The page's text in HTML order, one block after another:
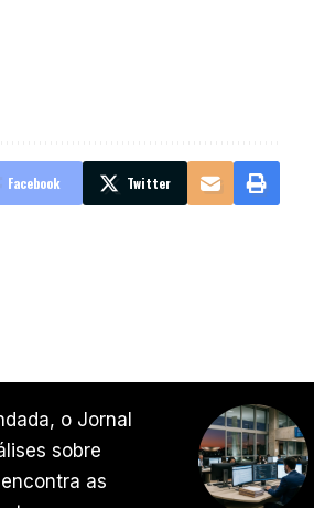
Facebook Twitter
o Jornal
sobre
as